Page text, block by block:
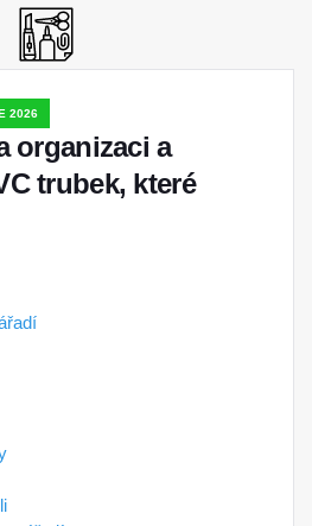
2026
organizaci a
trubek, které